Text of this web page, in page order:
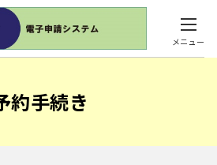
メニュー
約手続き